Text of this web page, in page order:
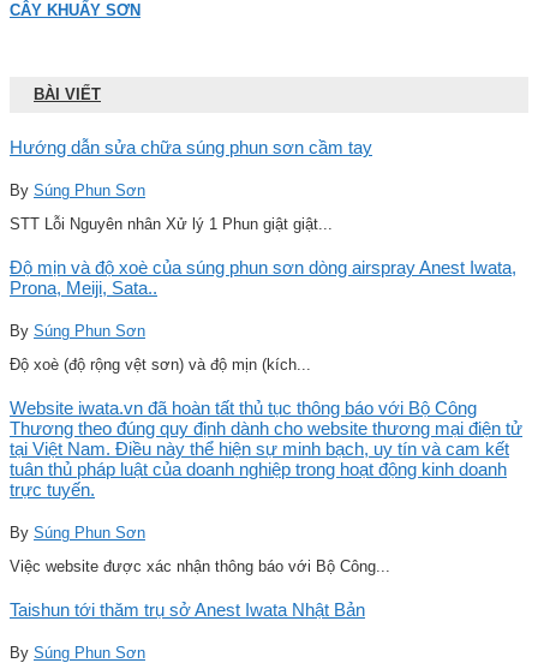
CÂY KHUẤY SƠN
BÀI VIẾT
Hướng dẫn sửa chữa súng phun sơn cầm tay
By Súng Phun Sơn
STT Lỗi Nguyên nhân Xử lý 1 Phun giật giật...
Độ mịn và độ xoè của súng phun sơn dòng airspray Anest Iwata,
Prona, Meiji, Sata..
By Súng Phun Sơn
Độ xoè (độ rộng vệt sơn) và độ mịn (kích...
Website iwata.vn đã hoàn tất thủ tục thông báo với Bộ Công
Thương theo đúng quy định dành cho website thương mại điện tử
tại Việt Nam. Điều này thể hiện sự minh bạch, uy tín và cam kết
tuân thủ pháp luật của doanh nghiệp trong hoạt động kinh doanh
trực tuyến.
By Súng Phun Sơn
Việc website được xác nhận thông báo với Bộ Công...
Taishun tới thăm trụ sở Anest Iwata Nhật Bản
By Súng Phun Sơn